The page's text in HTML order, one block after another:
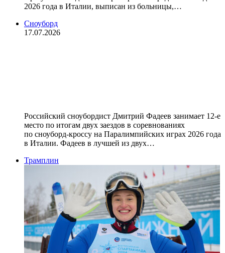
2026 года в Италии, выписан из больницы,…
Сноуборд
17.07.2026
Российский сноубордист Дмитрий Фадеев занимает 12‑е
место по итогам двух заездов в соревнованиях
по сноуборд‑кроссу на Паралимпийских играх 2026 года
в Италии. Фадеев в лучшей из двух…
Трамплин